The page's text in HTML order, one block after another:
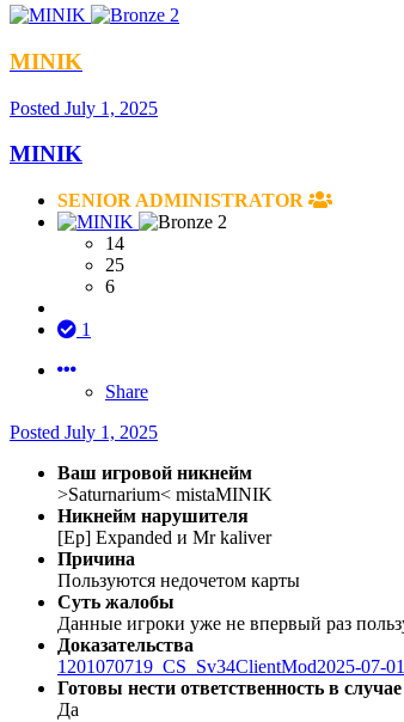
MINIK
Posted July 1, 2025
MINIK
SENIOR ADMINISTRATOR
14
25
6
1
Share
Posted July 1, 2025
Ваш игровой никнейм
>Saturnarium< mistaMINIK
Никнейм нарушителя
[Ep] Expanded и Mr kaliver
Причина
Пользуются недочетом карты
Суть жалобы
Данные игроки уже не впервый раз
Доказательства
1201070719_CS_Sv34ClientMod2025-07-
Готовы нести ответственность в
Да